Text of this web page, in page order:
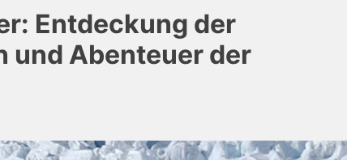
Entdeckung der
und Abenteuer der